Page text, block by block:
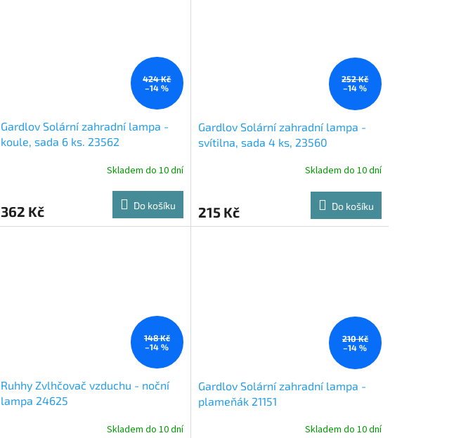
424 Kč
–14 %
Gardlov Solární zahradní lampa -
koule, sada 6 ks. 23562
Skladem do 10 dní
362 Kč Do košíku
252 Kč
–14 %
Gardlov Solární zahradní lampa -
svítilna, sada 4 ks, 23560
Skladem do 10 dní
215 Kč Do košíku
148 Kč
–14 %
Ruhhy Zvlhčovač vzduchu - noční
lampa 24625
Skladem do 10 dní
210 Kč
–14 %
Gardlov Solární zahradní lampa -
plameňák 21151
Skladem do 10 dní